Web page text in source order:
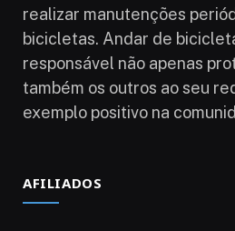
realizar manutenções
bicicletas. Andar de
responsável não apenas
também os outros ao seu
exemplo positivo na
AFILIADOS